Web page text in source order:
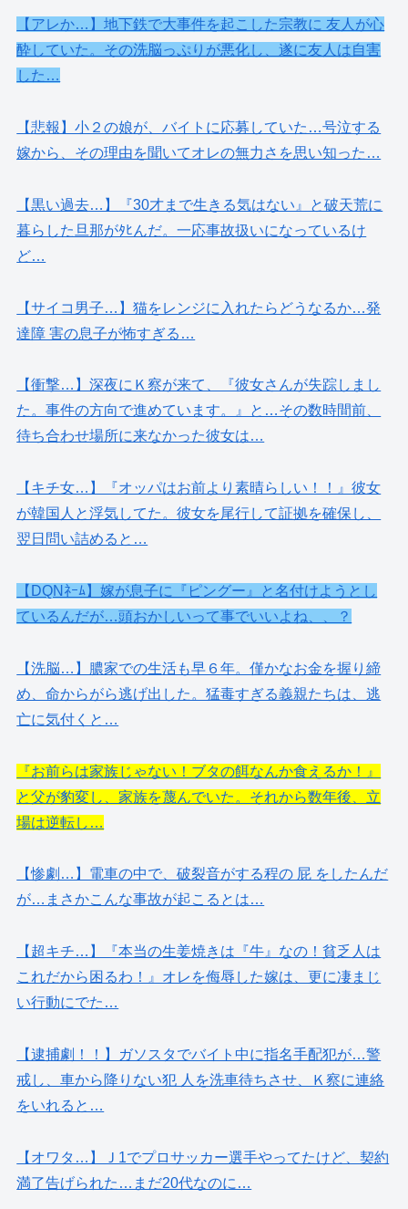
【アレか…】地下鉄で大事件を起こした宗教に 友人が心
酔していた。その洗脳っぷりが悪化し、遂に友人は自害
した…
【悲報】小２の娘が、バイトに応募していた…号泣する
嫁から、その理由を聞いてオレの無力さを思い知った…
【黒い過去…】『30才まで生きる気はない』と破天荒に
暮らした旦那がﾀﾋんだ。一応事故扱いになっているけ
ど…
【サイコ男子…】猫をレンジに入れたらどうなるか…発
達障 害の息子が怖すぎる…
【衝撃…】深夜にＫ察が来て、『彼女さんが失踪しまし
た。事件の方向で進めています。』と…その数時間前、
待ち合わせ場所に来なかった彼女は…
【キチ女…】『オッパはお前より素晴らしい！！』彼女
が韓国人と浮気してた。彼女を尾行して証拠を確保し、
翌日問い詰めると…
【DQNﾈｰﾑ】嫁が息子に『ピングー』と名付けようとし
ているんだが…頭おかしいって事でいいよね、、？
【洗脳…】膿家での生活も早６年。僅かなお金を握り締
め、命からがら逃げ出した。猛毒すぎる義親たちは、逃
亡に気付くと…
『お前らは家族じゃない！ブタの餌なんか食えるか！』
と父が豹変し、家族を蔑んでいた。それから数年後、立
場は逆転し…
【惨劇…】電車の中で、破裂音がする程の 屁 をしたんだ
が…まさかこんな事故が起こるとは…
【超キチ…】『本当の生姜焼きは『牛』なの！貧乏人は
これだから困るわ！』オレを侮辱した嫁は、更に凄まじ
い行動にでた…
【逮捕劇！！】ガソスタでバイト中に指名手配犯が…警
戒し、車から降りない犯 人を洗車待ちさせ、Ｋ察に連絡
をいれると…
【オワタ…】Ｊ1でプロサッカー選手やってたけど、契約
満了告げられた…まだ20代なのに…